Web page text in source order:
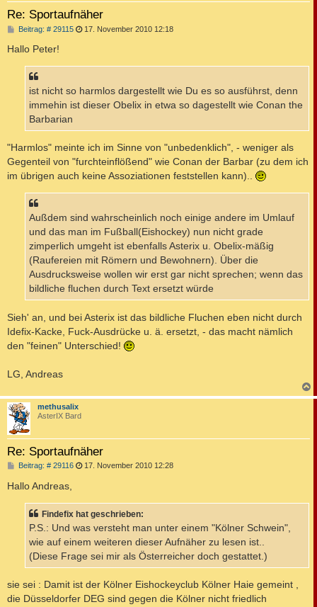
Re: Sportaufnäher
Beitrag: # 29115B
r
17. November 2010 12:18
Hallo Peter!
ist nicht so harmlos dargestellt wie Du es so ausführst, denn
immehin ist dieser Obelix in etwa so dagestellt wie Conan the
Barbarian
"Harmlos" meinte ich im Sinne von "unbedenklich", - weniger als
Gegenteil von "furchteinflößend" wie Conan der Barbar (zu dem ich
im übrigen auch keine Assoziationen feststellen kann)..
Außdem sind wahrscheinlich noch einige andere im Umlauf
und das man im Fußball(Eishockey) nun nicht grade
zimperlich umgeht ist ebenfalls Asterix u. Obelix-mäßig
(Raufereien mit Römern und Bewohnern). Über die
Ausdrucksweise wollen wir erst gar nicht sprechen; wenn das
bildliche fluchen durch Text ersetzt würde
Sieh' an, und bei Asterix ist das bildliche Fluchen eben nicht durch
Idefix-Kacke, Fuck-Ausdrücke u. ä. ersetzt, - das macht nämlich
den "feinen" Unterschied!
LG, Andreas
a
methusalix
AsterIX Bard
Re: Sportaufnäher
Beitrag: # 29116B
r
a
17. November 2010 12:28
Hallo Andreas,
Findefix hat geschrieben:
P.S.: Und was versteht man unter einem "Kölner Schwein",
wie auf einem weiteren dieser Aufnäher zu lesen ist..
(Diese Frage sei mir als Österreicher doch gestattet.)
sie sei : Damit ist der Kölner Eishockeyclub Kölner Haie gemeint ,
die Düsseldorfer DEG sind gegen die Kölner nicht friedlich